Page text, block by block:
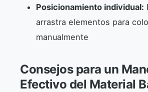
Posicionamiento individual:
arrastra elementos para
manualmente
Consejos para un
Efectivo del Material